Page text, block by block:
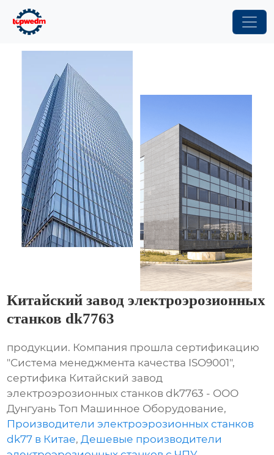
Китайский завод электроэрозионных
станков dk7763
продукции. Компания прошла сертификацию
"Система менеджмента качества ISO9001",
сертифика Китайский завод
электроэрозионных станков dk7763 - ООО
Дунгуань Топ Машинное Оборудование,
Производители электроэрозионных станков
dk77 в Китае, Дешевые производители